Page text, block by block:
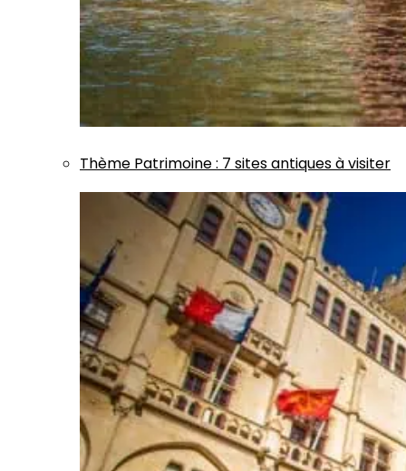
Thème Patrimoine: 7 sites antiques à visiter